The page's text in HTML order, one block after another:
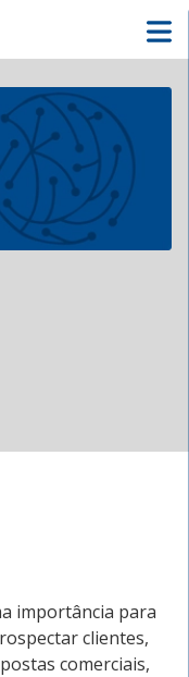
importância para
clientes,
comerciais,